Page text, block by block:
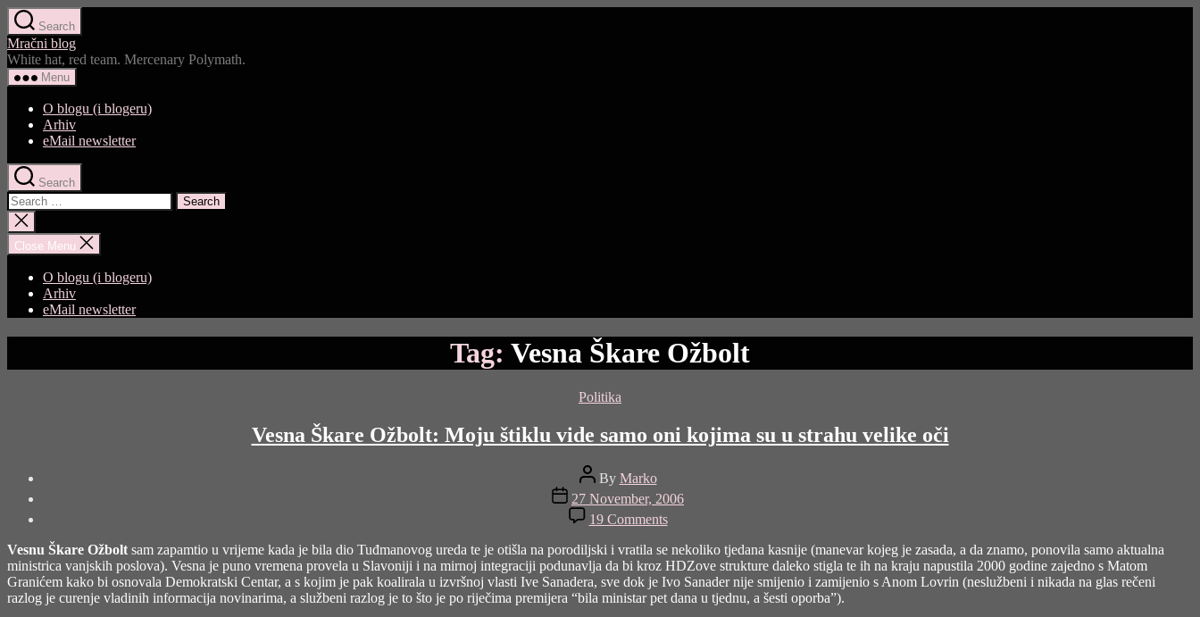
Skip
to
the
content
Search
Mračni blog
White hat, red team. Mercenary Polymath.
Menu
O blogu (i blogeru)
Arhiv
eMail newsletter
Search
Search
for:
Close
search
Close Menu
O blogu (i blogeru)
Arhiv
eMail newsletter
Tag: Vesna Škare Ožbolt
Categories
Politika
Vesna Škare Ožbolt: Moju štiklu vide samo oni kojima su u strahu velike oči
Post
author
By Marko
Post
date
27 November, 2006
19 Commentson
Vesna
Škare
Ožbolt:
Moju
štiklu
Vesnu Škare Ožbolt sam zapamtio u vrijeme kada je bila dio Tuđmanovog ureda te je otišla na porodiljski i vratila se nekoliko tjedana kasnije (manevar kojeg je zasada, a da znamo, ponovila samo aktualna
ministrica vanjskih poslova). Vesna je puno vremena provela u Slavoniji i na mirnoj integraciji podunavlja da bi kroz HDZove strukture daleko stigla te ih na kraju napustila 2000 godine zajedno s Matom
Granićem kako bi osnovala Demokratski Centar, a s kojim je pak koalirala u izvršnoj vlasti Ive Sanadera, sve dok je Ivo Sanader nije smijenio i zamijenio s Anom Lovrin (neslužbeni i nikada na glas rečeni
razlog je curenje vladinih informacija novinarima, a službeni razlog je to što je po riječima premijera “bila ministar pet dana u tjednu, a šesti oporba”).